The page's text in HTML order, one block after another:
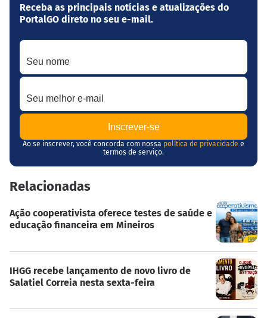
Receba as principais notícias e atualizações do
PortalGO direto no seu e-mail.
Seu nome
Seu melhor e-mail
Ao se inscrever, você concorda com nossa política de privacidade e
termos de serviço.
Relacionadas
Ação cooperativista oferece testes de saúde e
educação financeira em Mineiros
IHGG recebe lançamento de novo livro de
Salatiel Correia nesta sexta-feira